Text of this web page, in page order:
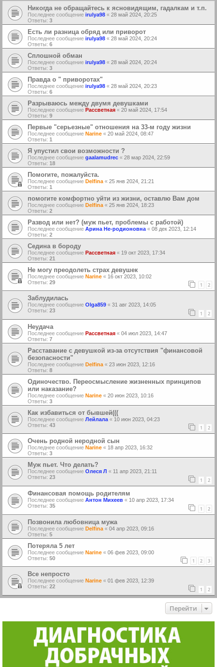
Никогда не обращайтесь к ясновидящим, гадалкам и т.п.
Последнее сообщение irulya98 « 28 май 2024, 20:25
Ответы: 3
Есть ли разница обряд или приворот
Последнее сообщение irulya98 « 28 май 2024, 20:24
Ответы: 6
Сплошной обман
Последнее сообщение irulya98 « 28 май 2024, 20:24
Ответы: 3
Правда о " приворотах"
Последнее сообщение irulya98 « 28 май 2024, 20:23
Ответы: 6
Разрываюсь между двумя девушками
Последнее сообщение Рассветная « 20 май 2024, 17:54
Ответы: 9
Первые "серьезные" отношения на 33-м году жизни
Последнее сообщение Narine « 20 май 2024, 08:47
Ответы: 1
Я упустил свои возможности ?
Последнее сообщение gaalamudrec « 28 мар 2024, 22:59
Ответы: 18
Помогите, пожалуйста.
Последнее сообщение Delfina « 25 янв 2024, 21:21
Ответы: 1
помогите комфортно уйти из жизни, оставлю Вам дом
Последнее сообщение Delfina « 25 янв 2024, 18:23
Ответы: 2
Развод или нет? (муж пьет, проблемы с работой)
Последнее сообщение Арина Не-родионовна « 08 дек 2023, 12:14
Ответы: 2
Седина в бороду
Последнее сообщение Рассветная « 19 окт 2023, 17:34
Ответы: 21
Не могу преодолеть страх девушек
Последнее сообщение Narine « 16 окт 2023, 10:02
Ответы: 29 1 2
Заблудилась
Последнее сообщение Olga859 « 31 авг 2023, 14:05
Ответы: 23 1 2
Неудача
Последнее сообщение Рассветная « 04 июл 2023, 14:47
Ответы: 7
Расставание с девушкой из-за отсутствия "финансовой
безопасности"
Последнее сообщение Delfina « 23 июн 2023, 12:16
Ответы: 8
Одиночество. Переосмысление жизненных принципов
или наказание?
Последнее сообщение Narine « 20 июн 2023, 10:16
Ответы: 3
Как избавиться от бывшей(((
Последнее сообщение Лейлала « 10 июн 2023, 04:23
Ответы: 43 1 2
Очень родной неродной сын
Последнее сообщение Narine « 18 апр 2023, 16:32
Ответы: 3
Муж пьет. Что делать?
Последнее сообщение Олеся Л « 11 апр 2023, 21:11
Ответы: 23 1 2
Финансовая помощь родителям
Последнее сообщение Антон Михеев « 10 апр 2023, 17:34
Ответы: 35 1 2
Позвонила любовница мужа
Последнее сообщение Delfina « 04 апр 2023, 09:16
Ответы: 5
Потеряла 5 лет
Последнее сообщение Narine « 06 фев 2023, 09:00
Ответы: 50 1 2 3
Все непросто
Последнее сообщение Narine « 01 фев 2023, 12:39
Ответы: 22 1 2
Перейти